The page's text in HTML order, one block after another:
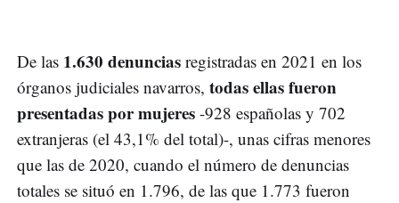
De las 1.630 denuncias registradas en 2021 en los
órganos judiciales navarros, todas ellas fueron
presentadas por mujeres -928 españolas y 702
extranjeras (el 43,1% del total)-, unas cifras menores
que las de 2020, cuando el número de denuncias
totales se situó en 1.796, de las que 1.773 fueron